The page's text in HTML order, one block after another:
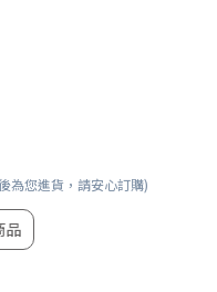
為您進貨，請安心訂購)
品